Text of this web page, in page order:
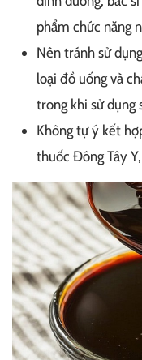
phẩm chức năng
Nên tránh sử
loại đồ uống và
trong khi sử dụng
Không tự ý kết
thuốc Đông Tây